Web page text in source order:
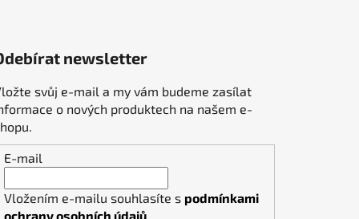
newsletter
svůj e-mail a my vám budeme zasílat
o nových produktech na našem e-
E-mail
Vložením e-mailu souhlasíte s podmínkami
ochrany osobních údajů